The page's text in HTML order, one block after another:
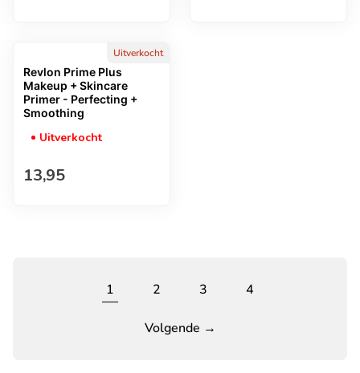
Uitverkocht
Revlon Prime Plus
Makeup + Skincare
Primer - Perfecting +
Smoothing
Uitverkocht
Normale prijs
13,95
1 2 3 4
Volgende →